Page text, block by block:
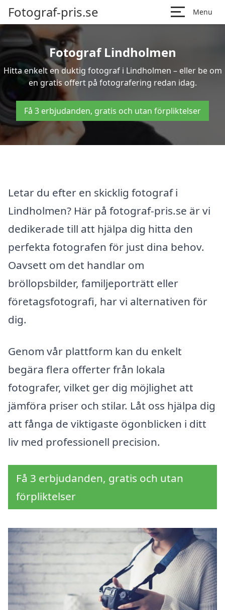
Fotograf-pris.se Menu
Fotograf Lindholmen
Hitta enkelt en duktig fotograf i Lindholmen – eller be om
en gratis offert på fotografering redan idag.
Få 3 erbjudanden, gratis och utan förpliktelser
Letar du efter en skicklig fotograf i
Lindholmen? Här på fotograf-pris.se är vi
dedikerade till att hjälpa dig hitta den
perfekta fotografen för just dina behov.
Oavsett om det handlar om
bröllopsbilder, familjeporträtt eller
företagsfotografi, har vi alternativen för
dig.
Genom vår plattform kan du enkelt
begära flera offerter från lokala
fotografer, vilket ger dig möjlighet att
jämföra priser och stilar. Låt oss hjälpa dig
att fånga de viktigaste ögonblicken i ditt
liv med professionell precision.
Få 3 erbjudanden, gratis och utan
förpliktelser